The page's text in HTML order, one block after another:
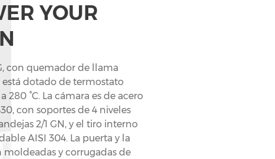
YOUR
con quemador de llama
dotado de termostato
280 °C. La cámara es de acero
con soportes de 4 niveles
2/1 GN, y el tiro interno
AISI 304. La puerta y la
y corrugadas de